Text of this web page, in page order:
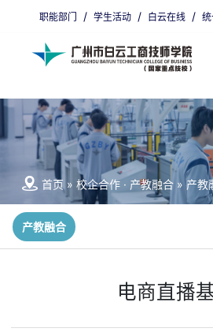
职能部门 / 学生活动 / 白云在线 /
首页 » 校企合作 · 产教融合 »产教
产教融合
电商直播